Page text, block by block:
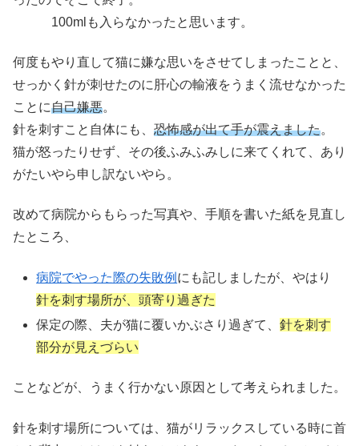
100mlも入らなかったと思います。
何度もやり直して猫に嫌な思いをさせてしまったことと、
せっかく針が刺せたのに肝心の輸液をうまく流せなかった
ことに自己嫌悪。
針を刺すこと自体にも、 恐怖感が出て手が震えました。
猫が怒ったりせず、その後ふみふみしに来てくれて、あり
がたいやら申し訳ないやら。
改めて病院からもらった写真や、手順を書いた紙を見直し
たところ、
病院でやった際の失敗例 にも記しましたが、やはり
針を刺す場所が、頭寄り過ぎた
保定の際、夫が猫に覆いかぶさり過ぎて、針を刺す
部分が見えづらい
ことなどが、うまく行かない原因として考えられました。
針を刺す場所については、猫がリラックスしている時に首